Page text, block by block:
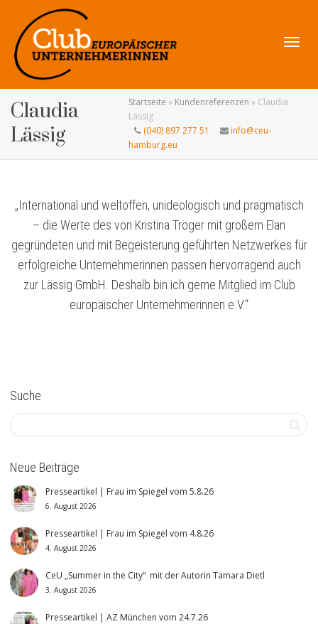
Claudia
Lässig
Startseite » Kundenreferenzen » Claudia
Lässig
(040) 897 277 51
info@ceu-
hamburg.eu
„International und weltoffen, unideologisch und pragmatisch
– die Werte des von Kristina Tröger mit großem Elan
gegründeten und mit Begeisterung geführten Netzwerkes für
erfolgreiche Unternehmerinnen passen hervorragend auch
zur Lässig GmbH. Deshalb bin ich gerne Mitglied im Club
europäischer Unternehmerinnen e.V.“
Suche
Neue Beiträge
Presseartikel | Frau im Spiegel vom 5.8.26
6. August 2026
Presseartikel | Frau im Spiegel vom 4.8.26
4. August 2026
CeU „Summer in the City“ mit der Autorin Tamara Dietl
3. August 2026
Presseartikel | AZ München vom 24.7.26